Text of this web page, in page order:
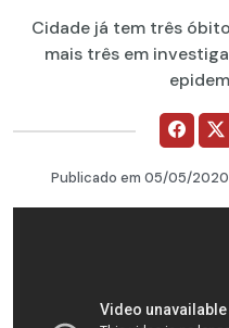
Cidade já tem três
mais três em
Publicado em 05/05/2020